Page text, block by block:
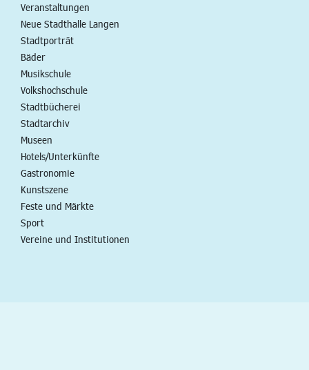
Veranstaltungen
Neue Stadthalle Langen
Stadtporträt
Bäder
Musikschule
Volkshochschule
Stadtbücherei
Stadtarchiv
Museen
Hotels/Unterkünfte
Gastronomie
Kunstszene
Feste und Märkte
Sport
Vereine und Institutionen